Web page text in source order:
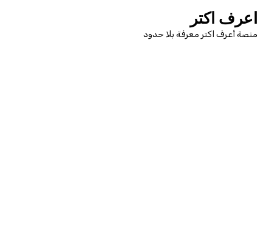
المحتوى
اعرف اكتر
منصة أعرف اكتر معرفة بلا حدود